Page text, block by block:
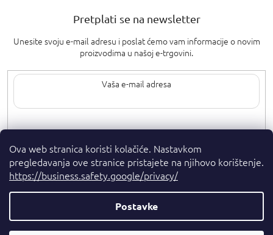
Ova web stranica koristi kolačiće. Nastavkom
pregledavanja ove stranice pristajete na njihovo korištenje.
https://business.safety.google/privacy/
Postavke
Pretplati se na newsletter
Unesite svoju e-mail adresu i poslat ćemo vam informacije o novim
proizvodima u našoj e-trgovini.
Upisom svoje e-pošte pristajete nauvjete privatnosti.
Autorska prava 2026Parfumshop.hr. Sva prava pridržana.